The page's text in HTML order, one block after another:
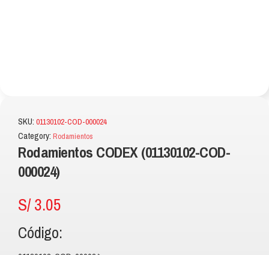
SKU: 01130102-COD-000024
Category: Rodamientos
Rodamientos CODEX (01130102-COD-
000024)
S/3.05
Código: